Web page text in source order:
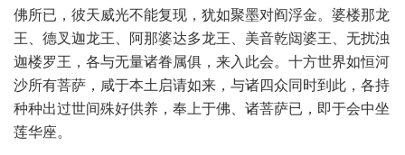
佛所已，彼天威光不能复现，犹如聚墨对阎浮金。婆楼那龙
王、德叉迦龙王、阿那婆达多龙王、美音乾闼婆王、无扰浊
迦楼罗王，各与无量诸眷属俱，来入此会。十方世界如恒河
沙所有菩萨，咸于本土启请如来，与诸四众同时到此，各持
种种出过世间殊好供养，奉上于佛、诸菩萨已，即于会中坐
莲华座。